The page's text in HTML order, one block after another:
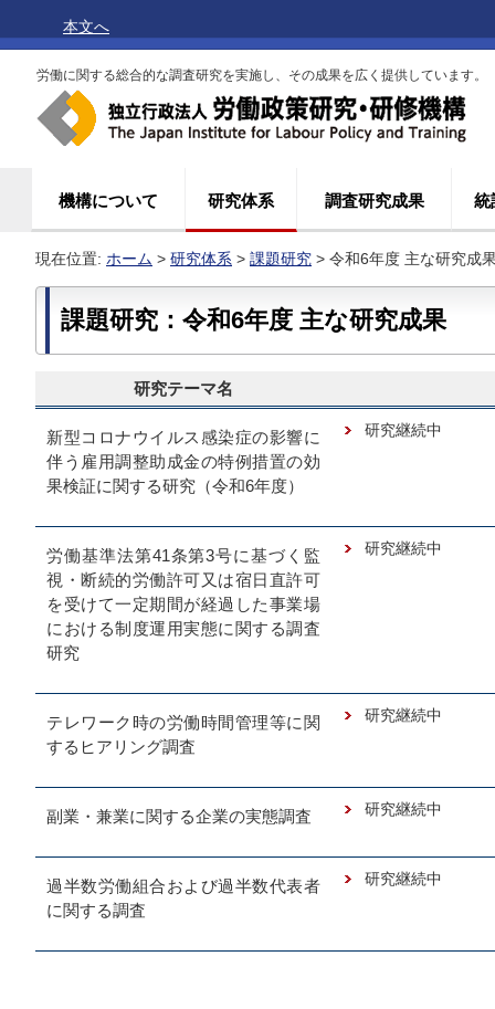
本文へ
労働に関する総合的な調査研究を実施し、その成果を広く提供しています。
機構について 研究体系 調査研究成果 統
現在位置: ホーム > 研究体系 > 課題研究 > 令和6年度 主な研究成
課題研究：令和6年度 主な研究成果
研究テーマ名
新型コロナウイルス感染症の影響に
伴う雇用調整助成金の特例措置の効
果検証に関する研究（令和6年度）
研究継続中
労働基準法第41条第3号に基づく監
視・断続的労働許可又は宿日直許可
を受けて一定期間が経過した事業場
における制度運用実態に関する調査
研究
研究継続中
テレワーク時の労働時間管理等に関
するヒアリング調査
研究継続中
副業・兼業に関する企業の実態調査 研究継続中
過半数労働組合および過半数代表者
に関する調査
研究継続中